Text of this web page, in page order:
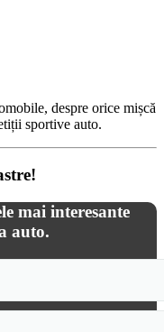
despre orice mișcă
sportive auto.
mai interesante
auto.